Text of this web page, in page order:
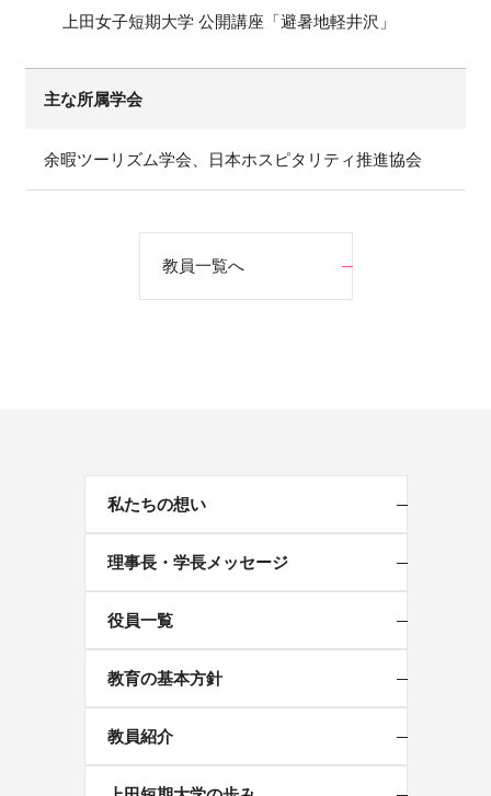
上田女子短期大学 公開講座「避暑地軽井沢」
主な所属学会
余暇ツーリズム学会、日本ホスピタリティ推進協会
教員一覧へ
私たちの想い
理事長・学長メッセージ
役員一覧
教育の基本方針
教員紹介